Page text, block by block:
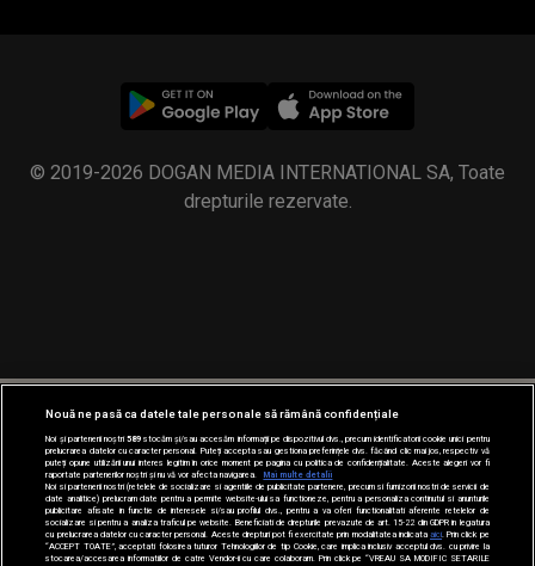
© 2019-2026 DOGAN MEDIA INTERNATIONAL SA, Toate
drepturile rezervate.
Nouă ne pasă ca datele tale personale să rămână confidențiale
Noi și partenerii noștri589stocăm și/sau accesăm informații pe dispozitivul dvs., precum identificatorii cookie unici pentru
prelucrarea datelor cu caracter personal. Puteți accepta sau gestiona preferințele dvs. făcând clic mai jos, respectiv vă
puteți opune utilizării unui interes legitim în orice moment pe pagina cu politica de confidențialitate. Aceste alegeri vor fi
raportate partenerilor noștri și nu vă vor afecta navigarea.
Mai multe detalii
Noi si partenerii nostri (retelele de socializare si agentiile de publicitate partenere, precum si furnizorii nostri de servicii de
date analitice) prelucram date pentru a permite website-ului sa functioneze, pentru a personaliza continutul si anunturile
publicitare afisate in functie de interesele si/sau profilul dvs., pentru a va oferi functionalitati aferente retelelor de
socializare si pentru a analiza traficul pe website. Beneficiati de drepturile prevazute de art. 15-22 din GDPR in legatura
cu prelucrarea datelor cu caracter personal. Aceste drepturi pot fi exercitate prin modalitatea indicataaici . Prin click pe
“ACCEPT TOATE”, acceptati folosirea tuturor Tehnologiilor de tip Cookie, care implica inclusiv acceptul dvs. cu privire la
stocarea/accesarea informatiilor de catre Vendor-ii cu care colaboram. Prin click pe “VREAU SA MODIFIC SETARILE